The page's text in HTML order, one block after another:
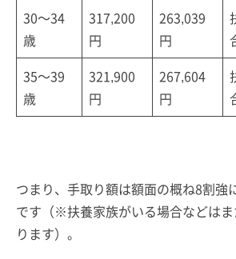
30～34
歳
317,200
円
263,039
円
35～39
歳
321,900
円
267,604
円
つまり、手取り額は額面の概ね8割強
です（※扶養家族がいる場合などは
ります）。